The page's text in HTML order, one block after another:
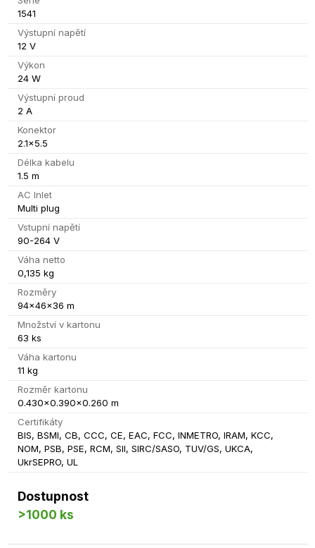
1541
Výstupní napětí
12 V
Výkon
24 W
Výstupní proud
2 A
Konektor
2.1x5.5
Délka kabelu
1.5 m
AC Inlet
Multi plug
Vstupní napětí
90-264 V
Váha netto
0,135 kg
Rozměry
94x46x36 m
Množství v kartonu
63 ks
Váha kartonu
11 kg
Rozměr kartonu
0.430x0.390x0.260 m
Certifikáty
BIS, BSMI, CB, CCC, CE, EAC, FCC, INMETRO, IRAM, KCC,
NOM, PSB, PSE, RCM, SII, SIRC/SASO, TUV/GS, UKCA,
UkrSEPRO, UL
Dostupnost
>1000 ks